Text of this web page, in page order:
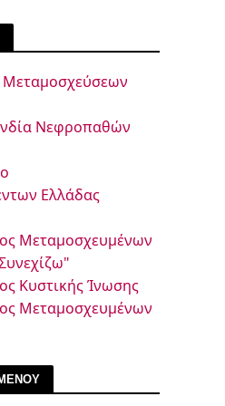
Μεταμοσχεύσεων
Νεφροπαθών
Ελλάδας
Μεταμοσχευμένων
Κυστικής Ίνωσης
Μεταμοσχευμένων